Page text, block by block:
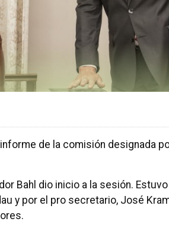
de la comisión designada
Bahl dio inicio a la sesión.
y por el pro secretario, José